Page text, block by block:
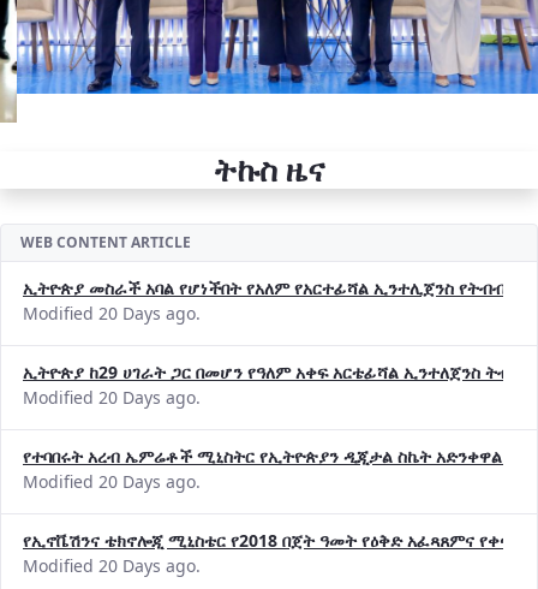
ኢትዮጵያ መስራች አባል የሆነችበት የአለም የአርተፊሻል ኢንተሊጀንስ የትብብር
Modified 20 Days ago.
ኢትዮጵያ ከ29 ሀገራት ጋር በመሆን የዓለም አቀፍ አርቴፊሻል ኢንተለጀንስ
Modified 20 Days ago.
የተባበሩት አረብ ኤምሬቶች ሚኒስትር የኢትዮጵያን ዲጂታል ስኬት አድንቀዋል
Modified 20 Days ago.
የኢኖቬሽንና ቴክኖሎጂ ሚኒስቴር የ2018 በጀት ዓመት የዕቅድ አፈጻጸምና
Modified 20 Days ago.